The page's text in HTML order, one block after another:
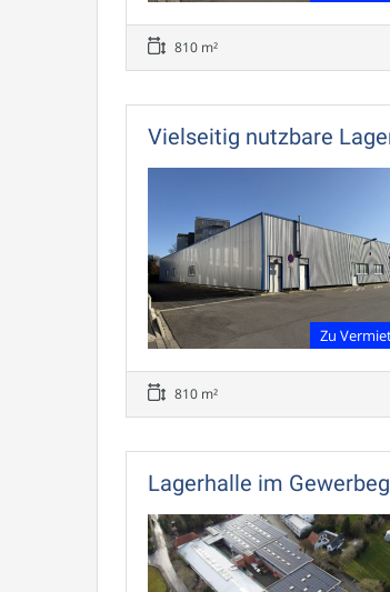
810 m²
Vielseitig nutzbare
Zu
810 m²
Lagerhalle im